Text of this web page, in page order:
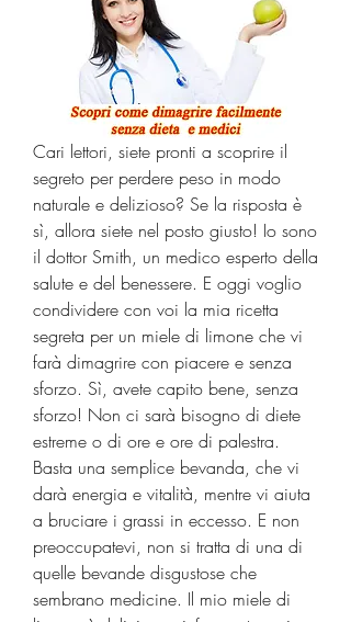
Cari lettori, siete pronti a scoprire il
segreto per perdere peso in modo
naturale e delizioso? Se la risposta è
sì, allora siete nel posto giusto! Io sono
il dottor Smith, un medico esperto della
salute e del benessere. E oggi voglio
condividere con voi la mia ricetta
segreta per un miele di limone che vi
farà dimagrire con piacere e senza
sforzo. Sì, avete capito bene, senza
sforzo! Non ci sarà bisogno di diete
estreme o di ore e ore di palestra.
Basta una semplice bevanda, che vi
darà energia e vitalità, mentre vi aiuta
a bruciare i grassi in eccesso. E non
preoccupatevi, non si tratta di una di
quelle bevande disgustose che
sembrano medicine. Il mio miele di